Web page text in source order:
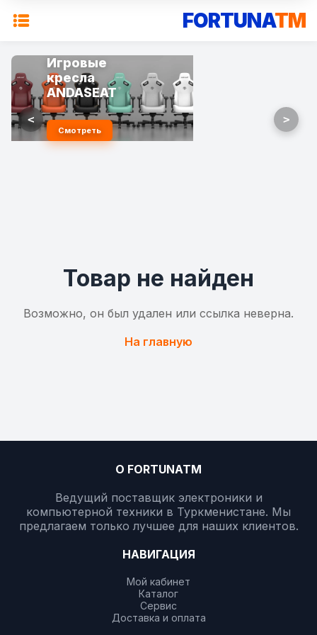
FORTUNATM
Игровые
кресла
ANDASEAT
Смотреть
< >
Товар не найден
Возможно, он был удален или ссылка неверна.
На главную
О FORTUNATM
Ведущий поставщик электроники и
компьютерной техники в Туркменистане. Мы
предлагаем только лучшее для наших клиентов.
НАВИГАЦИЯ
Мой кабинет
Каталог
Сервис
Доставка и оплата